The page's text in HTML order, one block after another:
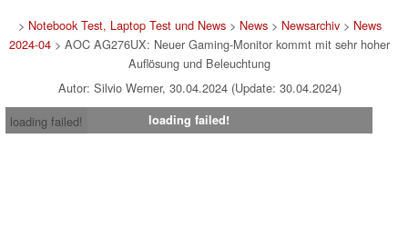
> Notebook Test, Laptop Test und News> News> Newsarchiv> News
2024-04 > AOC AG276UX: Neuer Gaming-Monitor kommt mit sehr hoher
Auflösung und Beleuchtung
Autor: Silvio Werner, 30.04.2024 (Update: 30.04.2024)
loading failed!
loading failed!